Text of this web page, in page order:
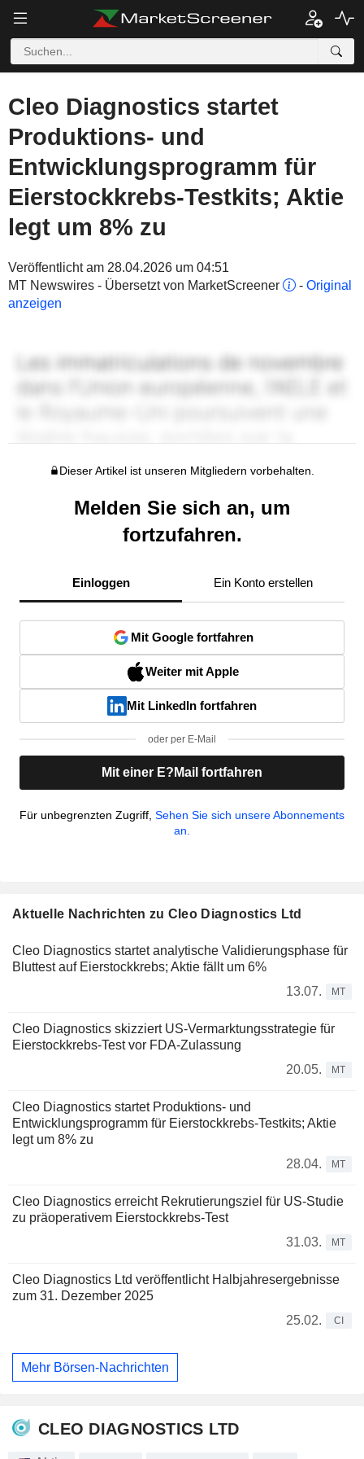
Cleo Diagnostics startet
Produktions- und
Entwicklungsprogramm für
Eierstockkrebs-Testkits; Aktie
legt um 8% zu
Veröffentlicht am 28.04.2026 um 04:51
MT Newswires - Übersetzt von MarketScreener
- Original
anzeigen
Dieser Artikel ist unseren Mitgliedern vorbehalten.
Melden Sie sich an, um
fortzufahren.
Einloggen Ein Konto erstellen
Mit Google fortfahren
Weiter mit Apple
Mit LinkedIn fortfahren
oder per E-Mail
Mit einer E?Mail fortfahren
Für unbegrenzten Zugriff, Sehen Sie sich unsere Abonnements
an.
Aktuelle Nachrichten zu Cleo Diagnostics Ltd
Cleo Diagnostics startet analytische Validierungsphase für
Bluttest auf Eierstockkrebs; Aktie fällt um 6%
13.07.
MT
Cleo Diagnostics skizziert US-Vermarktungsstrategie für
Eierstockkrebs-Test vor FDA-Zulassung
20.05.
MT
Cleo Diagnostics startet Produktions- und
Entwicklungsprogramm für Eierstockkrebs-Testkits; Aktie
legt um 8% zu
28.04.
MT
Cleo Diagnostics erreicht Rekrutierungsziel für US-Studie
zu präoperativem Eierstockkrebs-Test
31.03.
MT
Cleo Diagnostics Ltd veröffentlicht Halbjahresergebnisse
zum 31. Dezember 2025
25.02.
CI
Mehr Börsen-Nachrichten
CLEO DIAGNOSTICS LTD